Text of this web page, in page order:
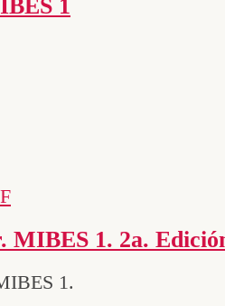
1
MIBES 1. 2a.